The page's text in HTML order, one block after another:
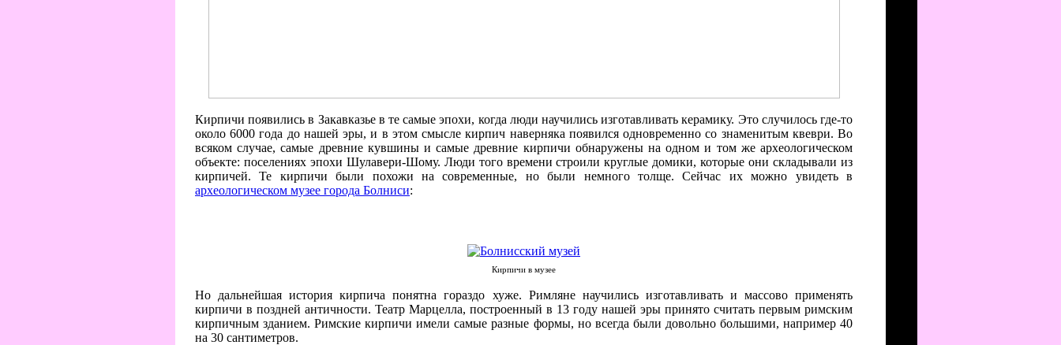
Кирпичи появились в Закавказье в те самые эпохи, когда люди научились изготавливать керамику. Это случилось где-то
около 6000 года до нашей эры, и в этом смысле кирпич наверняка появился одновременно со знаменитым квеври. Во
всяком случае, самые древние кувшины и самые древние кирпичи обнаружены на одном и том же археологическом
объекте: поселениях эпохи Шулавери-Шому. Люди того времени строили круглые домики, которые они складывали из
кирпичей. Те кирпичи были похожи на современные, но были немного толще. Сейчас их можно увидеть в
археологическом музее города Болниси:
Кирпичи в музее
Но дальнейшая история кирпича понятна гораздо хуже. Римляне научились изготавливать и массово применять
кирпичи в поздней античности. Театр Марцелла, построенный в 13 году нашей эры принято считать первым римским
кирпичным зданием. Римские кирпичи имели самые разные формы, но всегда были довольно большими, например 40
на 30 сантиметров.